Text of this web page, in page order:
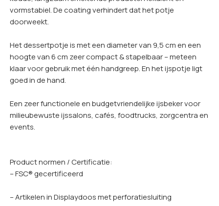
vormstabiel. De coating verhindert dat het potje
doorweekt.
Het dessertpotje is met een diameter van 9,5 cm en een
hoogte van 6 cm zeer compact & stapelbaar – meteen
klaar voor gebruik met één handgreep. En het ijspotje ligt
goed in de hand.
Een zeer functionele en budgetvriendelijke ijsbeker voor
milieubewuste ijssalons, cafés, foodtrucks, zorgcentra en
events.
Product normen / Certificatie:
– FSC® gecertificeerd
– Artikelen in Displaydoos met perforatiesluiting